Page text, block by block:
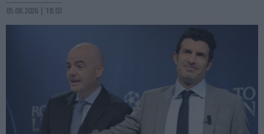
05.08.2026 | 18:03